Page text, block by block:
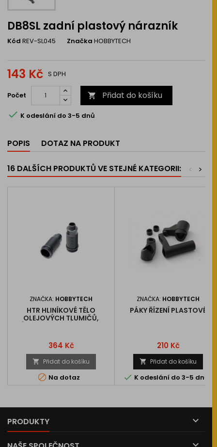
DB8SL zadní plastový nárazník
Kód REV-SL045 Značka HOBBYTECH
143 Kč S DPH
Počet  Přidat do košíku
 K odeslání do 3-5 dnů
POPIS DOTAZ NA PRODUKT
16 DALŠÍCH PRODUKTŮ VE STEJNÉ KATEGORII: >
<
ZNAČKA: HOBBYTECH
HTR HLINÍKOVÉ TĚLO
OLEJOVÝCH TLUMIČŮ,
Cena
364 Kč
 Přidat do košíku
 Na dotaz
ZNAČKA: HOBBYTECH
PÁKY ŘÍZENÍ PLASTOVÉ
Cena
210 Kč
 Přidat do košíku
 K odeslání do 3-5 dnů
PRODUKTY 